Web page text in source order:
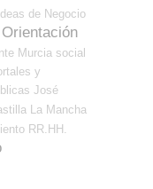
Ideas de Negocio
Orientación
Murcia social
y
José
La Mancha
RR.HH.